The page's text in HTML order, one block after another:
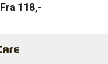
Fra 118,-